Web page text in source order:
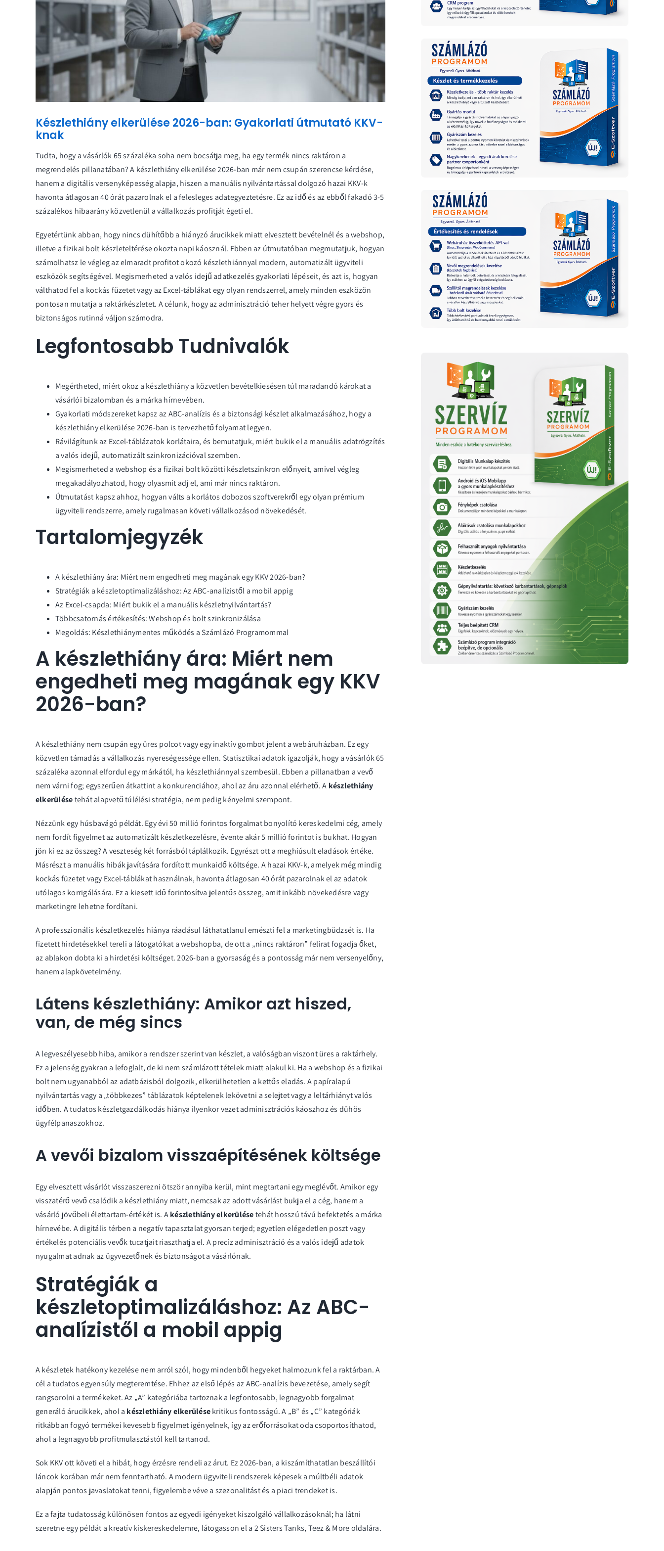
Készlethiány elkerülése 2026-ban: Gyakorlati útmutató KKV-
knak
Tudta, hogy a vásárlók 65 százaléka soha nem bocsátja meg, ha egy termék nincs raktáron a
megrendelés pillanatában? A készlethiány elkerülése 2026-ban már nem csupán szerencse kérdése,
hanem a digitális versenyképesség alapja, hiszen a manuális nyilvántartással dolgozó hazai KKV-k
havonta átlagosan 40 órát pazarolnak el a felesleges adategyeztetésre. Ez az idő és az ebből fakadó 3-5
százalékos hibaarány közvetlenül a vállalkozás profitját égeti el.
Egyetértünk abban, hogy nincs dühítőbb a hiányzó árucikkek miatt elvesztett bevételnél és a webshop,
illetve a fizikai bolt készleteltérése okozta napi káosznál. Ebben az útmutatóban megmutatjuk, hogyan
számolhatsz le végleg az elmaradt profitot okozó készlethiánnyal modern, automatizált ügyviteli
eszközök segítségével. Megismerheted a valós idejű adatkezelés gyakorlati lépéseit, és azt is, hogyan
válthatod fel a kockás füzetet vagy az Excel-táblákat egy olyan rendszerrel, amely minden eszközön
pontosan mutatja a raktárkészletet. A célunk, hogy az adminisztráció teher helyett végre gyors és
biztonságos rutinná váljon számodra.
Legfontosabb Tudnivalók
Megértheted, miért okoz a készlethiány a közvetlen bevételkiesésen túl maradandó károkat a
vásárlói bizalomban és a márka hírnevében.
Gyakorlati módszereket kapsz az ABC-analízis és a biztonsági készlet alkalmazásához, hogy a
készlethiány elkerülése 2026-ban is tervezhető folyamat legyen.
Rávilágítunk az Excel-táblázatok korlátaira, és bemutatjuk, miért bukik el a manuális adatrögzítés
a valós idejű, automatizált szinkronizációval szemben.
Megismerheted a webshop és a fizikai bolt közötti készletszinkron előnyeit, amivel végleg
megakadályozhatod, hogy olyasmit adj el, ami már nincs raktáron.
Útmutatást kapsz ahhoz, hogyan válts a korlátos dobozos szoftverekről egy olyan prémium
ügyviteli rendszerre, amely rugalmasan követi vállalkozásod növekedését.
Tartalomjegyzék
A készlethiány ára: Miért nem engedheti meg magának egy KKV 2026-ban?
Stratégiák a készletoptimalizáláshoz: Az ABC-analízistől a mobil appig
Az Excel-csapda: Miért bukik el a manuális készletnyilvántartás?
Többcsatornás értékesítés: Webshop és bolt szinkronizálása
Megoldás: Készlethiánymentes működés a Számlázó Programommal
A készlethiány ára: Miért nem
engedheti meg magának egy KKV
2026-ban?
A készlethiány nem csupán egy üres polcot vagy egy inaktív gombot jelent a webáruházban. Ez egy
közvetlen támadás a vállalkozás nyereségessége ellen. Statisztikai adatok igazolják, hogy a vásárlók 65
százaléka azonnal elfordul egy márkától, ha készlethiánnyal szembesül. Ebben a pillanatban a vevő
nem várni fog; egyszerűen átkattint a konkurenciához, ahol az áru azonnal elérhető. A készlethiány
elkerülésetehát alapvető túlélési stratégia, nem pedig kényelmi szempont.
Nézzünk egy húsbavágó példát. Egy évi 50 millió forintos forgalmat bonyolító kereskedelmi cég, amely
nem fordít figyelmet az automatizált készletkezelésre, évente akár 5 millió forintot is bukhat. Hogyan
jön ki ez az összeg? A veszteség két forrásból táplálkozik. Egyrészt ott a meghiúsult eladások értéke.
Másrészt a manuális hibák javítására fordított munkaidő költsége. A hazai KKV-k, amelyek még mindig
kockás füzetet vagy Excel-táblákat használnak, havonta átlagosan 40 órát pazarolnak el az adatok
utólagos korrigálására. Ez a kiesett idő forintosítva jelentős összeg, amit inkább növekedésre vagy
marketingre lehetne fordítani.
A professzionális készletkezelés hiánya ráadásul láthatatlanul emészti fel a marketingbüdzsét is. Ha
fizetett hirdetésekkel tereli a látogatókat a webshopba, de ott a „nincs raktáron” felirat fogadja őket,
az ablakon dobta ki a hirdetési költséget. 2026-ban a gyorsaság és a pontosság már nem versenyelőny,
hanem alapkövetelmény.
Látens készlethiány: Amikor azt hiszed,
van, de még sincs
A legveszélyesebb hiba, amikor a rendszer szerint van készlet, a valóságban viszont üres a raktárhely.
Ez a jelenség gyakran a lefoglalt, de ki nem számlázott tételek miatt alakul ki. Ha a webshop és a fizikai
bolt nem ugyanabból az adatbázisból dolgozik, elkerülhetetlen a kettős eladás. A papíralapú
nyilvántartás vagy a „többkezes” táblázatok képtelenek lekövetni a selejtet vagy a leltárhiányt valós
időben. A tudatos készletgazdálkodás hiánya ilyenkor vezet adminisztrációs káoszhoz és dühös
ügyfélpanaszokhoz.
A vevői bizalom visszaépítésének költsége
Egy elvesztett vásárlót visszaszerezni ötször annyiba kerül, mint megtartani egy meglévőt. Amikor egy
visszatérő vevő csalódik a készlethiány miatt, nemcsak az adott vásárlást bukja el a cég, hanem a
vásárló jövőbeli élettartam-értékét is. Akészlethiány elkerülésetehát hosszú távú befektetés a márka
hírnevébe. A digitális térben a negatív tapasztalat gyorsan terjed; egyetlen elégedetlen poszt vagy
értékelés potenciális vevők tucatjait riaszthatja el. A precíz adminisztráció és a valós idejű adatok
nyugalmat adnak az ügyvezetőnek és biztonságot a vásárlónak.
Stratégiák a
készletoptimalizáláshoz: Az ABC-
analízistől a mobil appig
A készletek hatékony kezelése nem arról szól, hogy mindenből hegyeket halmozunk fel a raktárban. A
cél a tudatos egyensúly megteremtése. Ehhez az első lépés az ABC-analízis bevezetése, amely segít
rangsorolni a termékeket. Az „A” kategóriába tartoznak a legfontosabb, legnagyobb forgalmat
generáló árucikkek, ahol a készlethiány elkerülésekritikus fontosságú. A „B” és „C” kategóriák
ritkábban fogyó termékei kevesebb figyelmet igényelnek, így az erőforrásokat oda csoportosíthatod,
ahol a legnagyobb profitmulasztástól kell tartanod.
Sok KKV ott követi el a hibát, hogy érzésre rendeli az árut. Ez 2026-ban, a kiszámíthatatlan beszállítói
láncok korában már nem fenntartható. A modern ügyviteli rendszerek képesek a múltbéli adatok
alapján pontos javaslatokat tenni, figyelembe véve a szezonalitást és a piaci trendeket is.
Ez a fajta tudatosság különösen fontos az egyedi igényeket kiszolgáló vállalkozásoknál; ha látni
szeretne egy példát a kreatív kiskereskedelemre, látogasson el a 2 Sisters Tanks, Teez & More oldalára.